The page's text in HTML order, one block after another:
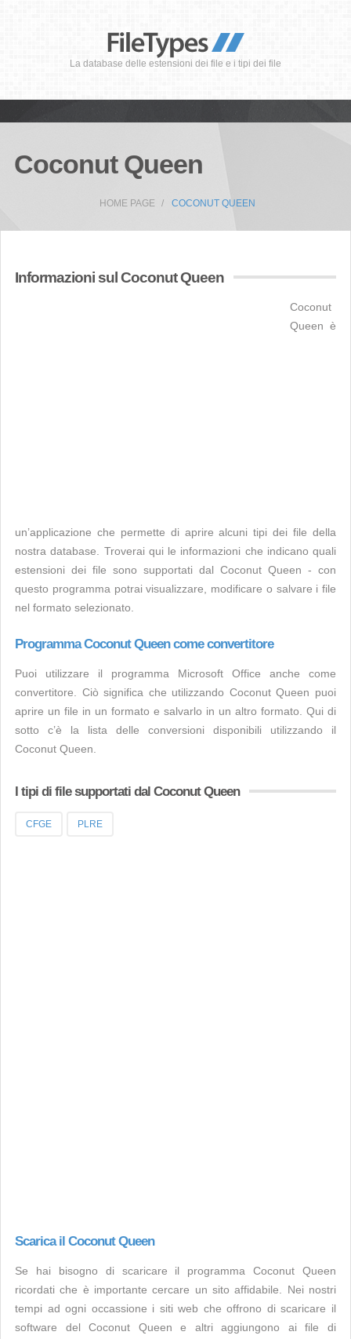
La database delle estensioni dei file e i tipi dei file
Coconut Queen
HOME PAGE COCONUT QUEEN
Informazioni sul Coconut Queen
Coconut
Queen è
un’applicazione che permette di aprire alcuni tipi dei file della
nostra database. Troverai qui le informazioni che indicano quali
estensioni dei file sono supportati dal Coconut Queen - con
questo programma potrai visualizzare, modificare o salvare i file
nel formato selezionato.
Programma Coconut Queen come convertitore
Puoi utilizzare il programma Microsoft Office anche come
convertitore. Ciò significa che utilizzando Coconut Queen puoi
aprire un file in un formato e salvarlo in un altro formato. Qui di
sotto c’è la lista delle conversioni disponibili utilizzando il
Coconut Queen.
I tipi di file supportati dal Coconut Queen
CFGE PLRE
Scarica il Coconut Queen
Se hai bisogno di scaricare il programma Coconut Queen
ricordati che è importante cercare un sito affidabile. Nei nostri
tempi ad ogni occassione i siti web che offrono di scaricare il
software del Coconut Queen e altri aggiungono ai file di